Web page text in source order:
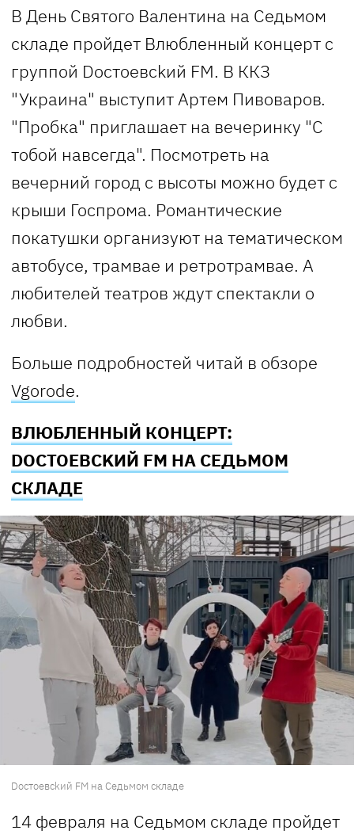
В День Святого Валентина на Седьмом
складе пройдет Влюбленный концерт с
группой Doстоeвсkий FM. В ККЗ
"Украина" выступит Артем Пивоваров.
"Пробка" приглашает на вечеринку "С
тобой навсегда". Посмотреть на
вечерний город с высоты можно будет с
крыши Госпрома. Романтические
покатушки организуют на тематическом
автобусе, трамвае и ретротрамвае. А
любителей театров ждут спектакли о
любви.
Больше подробностей читай в обзоре
Vgorode.
ВЛЮБЛЕННЫЙ КОНЦЕРТ:
DOСТОEВСKИЙ FM НА СЕДЬМОМ
СКЛАДЕ
Doстоeвсkий FM на Седьмом складе
14 февраля на Седьмом складе пройдет